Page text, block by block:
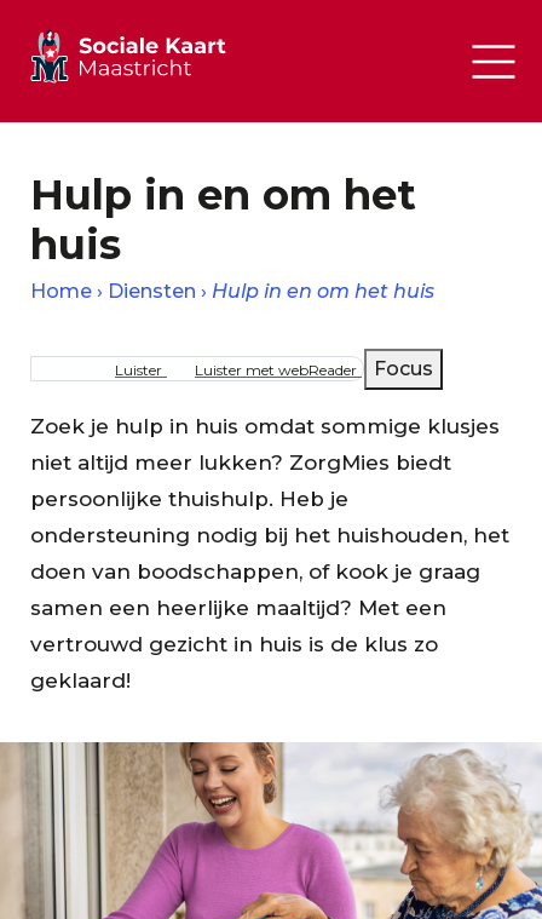
Hulp in en om het
huis
Kruimelpad
Home Diensten Hulp in en om het huis
Luister Luister met webReader Focus
Zoek je hulp in huis omdat sommige klusjes
niet altijd meer lukken? ZorgMies biedt
persoonlijke thuishulp. Heb je
ondersteuning nodig bij het huishouden, het
doen van boodschappen, of kook je graag
samen een heerlijke maaltijd? Met een
vertrouwd gezicht in huis is de klus zo
geklaard!